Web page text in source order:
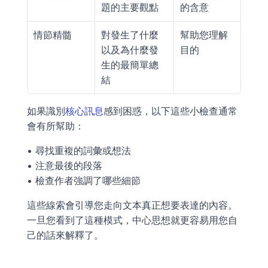
題的主要觀點
的含意
情節精髓
對發生了什麼
以及為什麼發
生的最簡單總
結
幫助您理解
目的
如果識別核心訊息感到困惑，以下這些小檢查通常
會有所幫助：
• 尋找重複的詞彙或想法
• 注意最後的段落
• 檢查作者強調了哪些細節
這些線索會引導您走向文本真正想要表達的內容。
一旦您看到了這種模式，中心思想就更容易用您自
己的話來解釋了。